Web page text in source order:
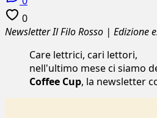
0
NewsletterIl Filo Rosso | Edizione
Care lettrici, cari lettori,
nell'ultimo mese ci siamo
Coffee Cup, la newsletter